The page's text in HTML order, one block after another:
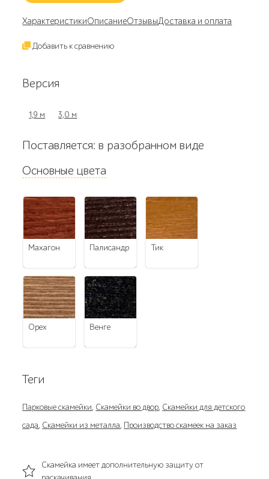
ХарактеристикиОписаниеОтзывыДоставка и оплата
Добавить к сравнению
Версия
1,9 м 3,0 м
Поставляется: в разобранном виде
Основные цвета
махагон палисандр тик
орех венге
Теги
Парковые скамейки, Скамейки во двор, Скамейки для детского
сада, Скамейки из металла, Производство скамеек на заказ
Скамейка имеет дополнительную защиту от